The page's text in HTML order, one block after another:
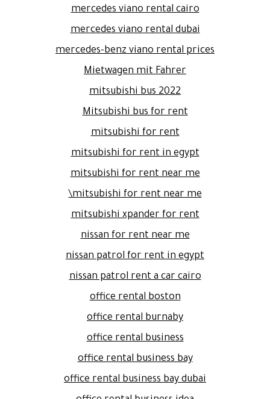
mercedes viano rental cairo
mercedes viano rental dubai
mercedes-benz viano rental prices
Mietwagen mit Fahrer
mitsubishi bus 2022
Mitsubishi bus for rent
mitsubishi for rent
mitsubishi for rent in egypt
mitsubishi for rent near me
mitsubishi for rent near me\
mitsubishi xpander for rent
nissan for rent near me
nissan patrol for rent in egypt
nissan patrol rent a car cairo
office rental boston
office rental burnaby
office rental business
office rental business bay
office rental business bay dubai